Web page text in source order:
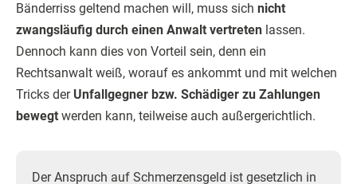
Bänderriss geltend machen will, muss sich nicht
zwangsläufig durch einen Anwalt vertreten lassen.
Dennoch kann dies von Vorteil sein, denn ein
Rechtsanwalt weiß, worauf es ankommt und mit welchen
Tricks der Unfallgegner bzw. Schädiger zu Zahlungen
bewegt werden kann, teilweise auch außergerichtlich.
Der Anspruch auf Schmerzensgeld ist gesetzlich in